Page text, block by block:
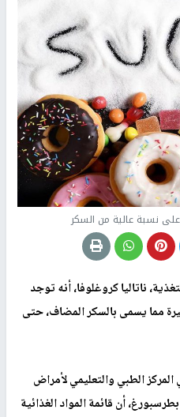
نسبة عالية من السكر
ناتاليا كروغلوفا، أنه توجد
مما يسمى بالسكر المضاف، حتى
الطبي والتعليمي لأمراض
أن قائمة المواد الغذائية